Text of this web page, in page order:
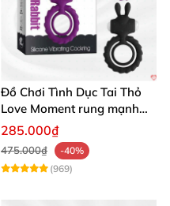
Đồ Chơi Tình Dục Tai Thỏ
Love Moment rung mạnh
mẽ êm ái
285.000₫
475.000₫
-40%
(969)